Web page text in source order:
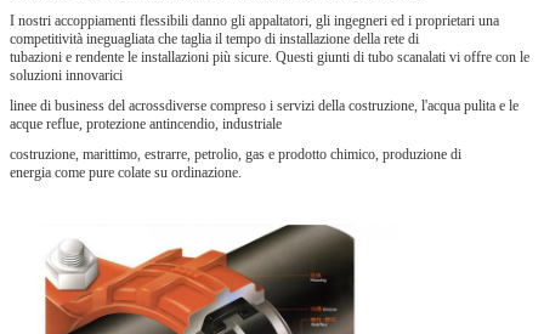
I nostri accoppiamenti flessibili danno gli appaltatori, gli ingegneri ed i proprietari una
competitività ineguagliata che taglia il tempo di installazione della rete di
tubazioni e rendente le installazioni più sicure. Questi giunti di tubo scanalati vi offre con le
soluzioni innovarici
linee di business del acrossdiverse compreso i servizi della costruzione, l'acqua pulita e le
acque reflue, protezione antincendio, industriale
costruzione, marittimo, estrarre, petrolio, gas e prodotto chimico, produzione di
energia come pure colate su ordinazione.